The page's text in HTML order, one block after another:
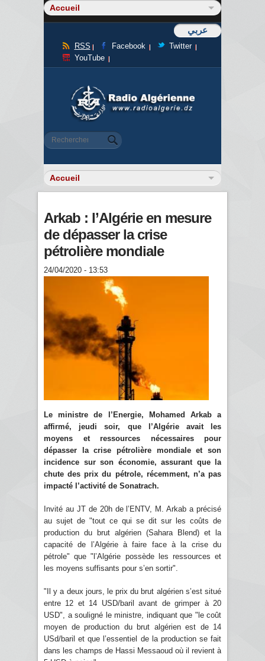
عربي
RSS Facebook
Twitter
YouTube
Formulaire de recherche
Rechercher
Arkab : l’Algérie en mesure
de dépasser la crise
pétrolière mondiale
24/04/2020 - 13:53
Le ministre de l’Energie, Mohamed Arkab a
affirmé, jeudi soir, que l’Algérie avait les
moyens et ressources nécessaires pour
dépasser la crise pétrolière mondiale et son
incidence sur son économie, assurant que la
chute des prix du pétrole, récemment, n’a pas
impacté l’activité de Sonatrach.
Invité au JT de 20h de l’ENTV, M. Arkab a précisé
au sujet de "tout ce qui se dit sur les coûts de
production du brut algérien (Sahara Blend) et la
capacité de l’Algérie à faire face à la crise du
pétrole" que "l’Algérie possède les ressources et
les moyens suffisants pour s’en sortir".
"Il y a deux jours, le prix du brut algérien s’est situé
entre 12 et 14 USD/baril avant de grimper à 20
USD", a souligné le ministre, indiquant que "le coût
moyen de production du brut algérien est de 14
USd/baril et que l’essentiel de la production se fait
dans les champs de Hassi Messaoud où il revient à